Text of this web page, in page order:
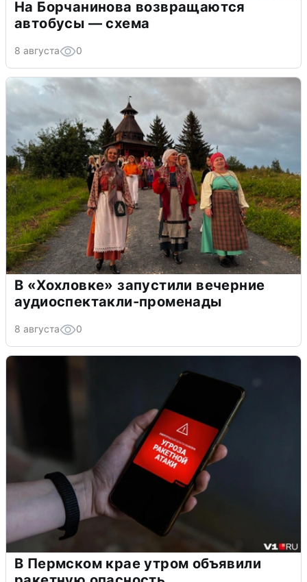
На Борчанинова возвращаются
автобусы — схема
8 августа 0
В «Хохловке» запустили вечерние
аудиоспектакли-променады
8 августа 0
В Пермском крае утром объявили